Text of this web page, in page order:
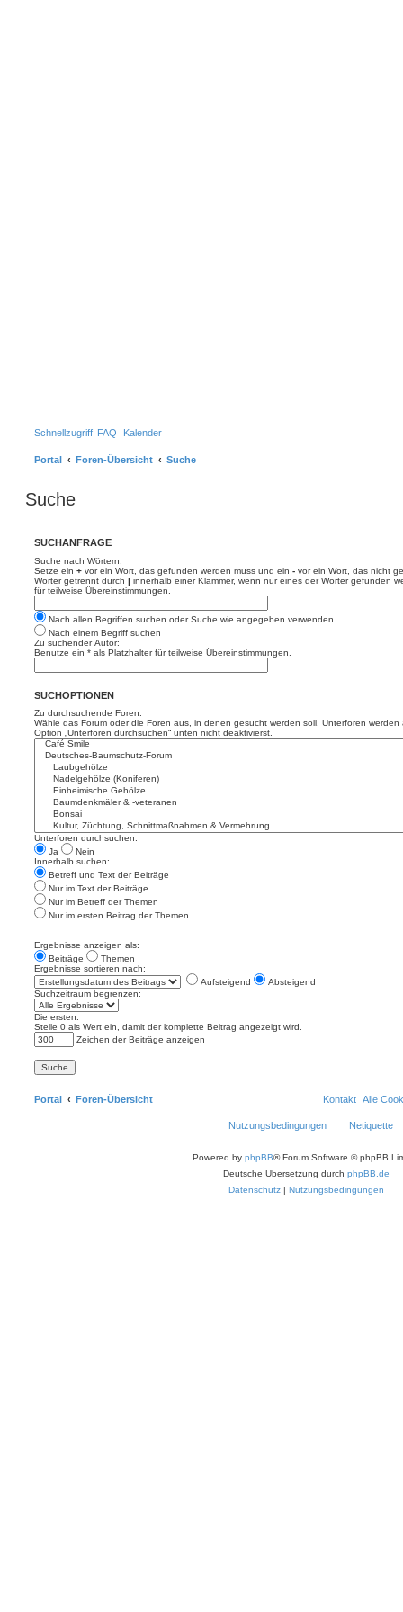
Schnellzugriff FAQ Kalender
Portal Foren-Übersicht Suche
Suche
SUCHANFRAGE
Suche nach Wörtern:
Setze ein + vor ein Wort, das gefunden werden muss und ein - vor ein Wort, das nicht
Wörter getrennt durch | innerhalb einer Klammer, wenn nur eines der Wörter gefunden
für teilweise Übereinstimmungen.
Nach allen Begriffen suchen oder Suche wie angegeben verwenden
Nach einem Begriff suchen
Zu suchender Autor:
Benutze ein * als Platzhalter für teilweise Übereinstimmungen.
SUCHOPTIONEN
Zu durchsuchende Foren:
Wähle das Forum oder die Foren aus, in denen gesucht werden soll. Unterforen
Option „Unterforen durchsuchen“ unten nicht deaktivierst.
Unterforen durchsuchen:
Ja
Nein
Innerhalb suchen:
Betreff und Text der Beiträge
Nur im Text der Beiträge
Nur im Betreff der Themen
Nur im ersten Beitrag der Themen
Ergebnisse anzeigen als:
Beiträge
Themen
Ergebnisse sortieren nach:
Aufsteigend
Absteigend
Suchzeitraum begrenzen:
Die ersten:
Stelle 0 als Wert ein, damit der komplette Beitrag angezeigt wird.
Zeichen der Beiträge anzeigen
Portal Foren-Übersicht Alle
Kontakt
Netiquette
Nutzungsbedingungen
Powered by phpBB® Forum Software © phpBB
Deutsche Übersetzung durch phpBB.de
Datenschutz | Nutzungsbedingungen